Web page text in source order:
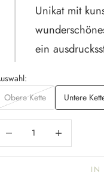
Unikat mit
ein
Obere Kette
Untere
IN